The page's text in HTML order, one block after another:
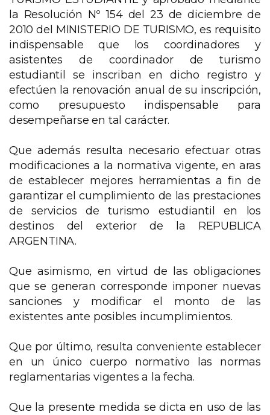
la Resolución Nº 154 del 23 de diciembre de
2010 del MINISTERIO DE TURISMO, es requisito
indispensable que los coordinadores y
asistentes de coordinador de turismo
estudiantil se inscriban en dicho registro y
efectúen la renovación anual de su inscripción,
como presupuesto indispensable para
desempeñarse en tal carácter.
Que además resulta necesario efectuar otras
modificaciones a la normativa vigente, en aras
de establecer mejores herramientas a fin de
garantizar el cumplimiento de las prestaciones
de servicios de turismo estudiantil en los
destinos del exterior de la REPUBLICA
ARGENTINA.
Que asimismo, en virtud de las obligaciones
que se generan corresponde imponer nuevas
sanciones y modificar el monto de las
existentes ante posibles incumplimientos.
Que por último, resulta conveniente establecer
en un único cuerpo normativo las normas
reglamentarias vigentes a la fecha.
Que la presente medida se dicta en uso de las